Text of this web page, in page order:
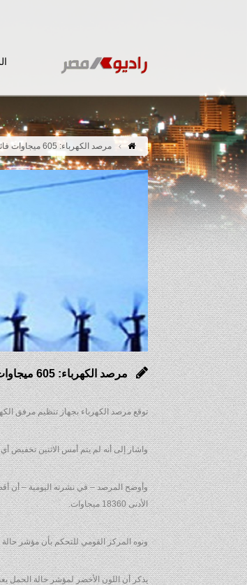
مرصد الكهرباء: 605 ميجاوات فائض متوقع في الانتاج الثلاثاء
مرصد الكهرباء: 605 ميجاوات فائض متوقع في الانتاج الثلاثاء
توقع مرصد الكهرباء بجهاز تنظيم مرفق
واشار إلى أنه لم يتم أمس الاثنين تخفيض
الأدنى 18360 ميجاوات.
ونوه المركز القومي للتحكم بأن مؤشر حالة
يذكر أن اللون الأخضر لمؤشر حالة الحمل